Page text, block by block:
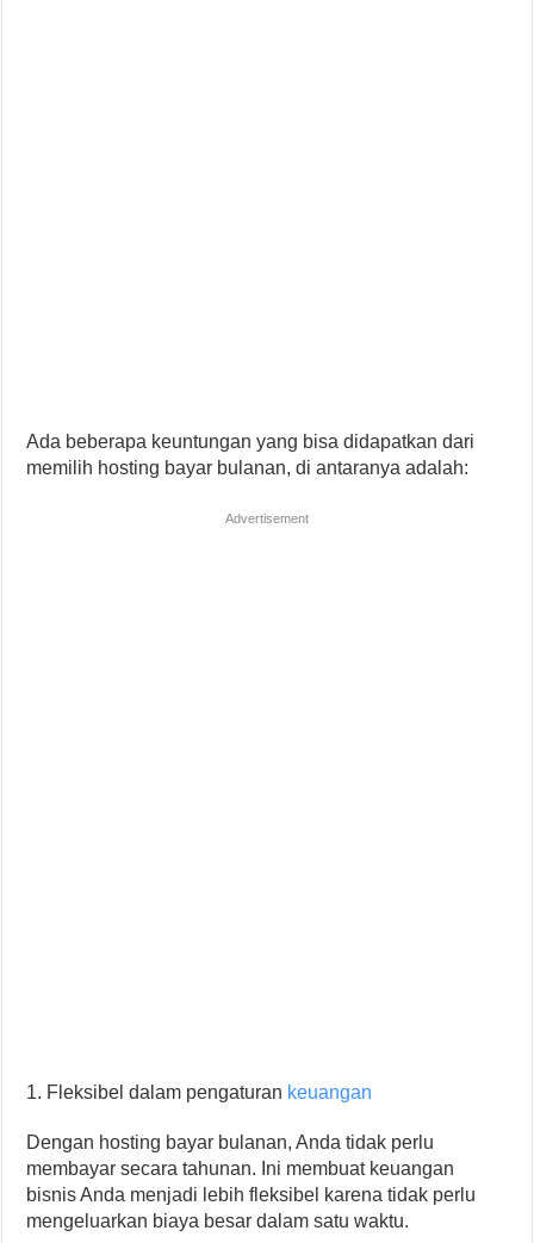
Ada beberapa keuntungan yang bisa didapatkan dari
memilih hosting bayar bulanan, di antaranya adalah:
Advertisement
1. Fleksibel dalam pengaturan keuangan
Dengan hosting bayar bulanan, Anda tidak perlu
membayar secara tahunan. Ini membuat keuangan
bisnis Anda menjadi lebih fleksibel karena tidak perlu
mengeluarkan biaya besar dalam satu waktu.